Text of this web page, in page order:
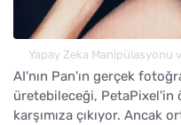
Yapay Zeka Manipülasyonu
AI'nın Pan'ın gerçek
üretebileceği, PetaPixel'in
karşımıza çıkıyor. Ancak